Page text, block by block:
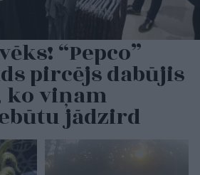
“Pepco”
pircējs dabūjis
viņam
jādzird